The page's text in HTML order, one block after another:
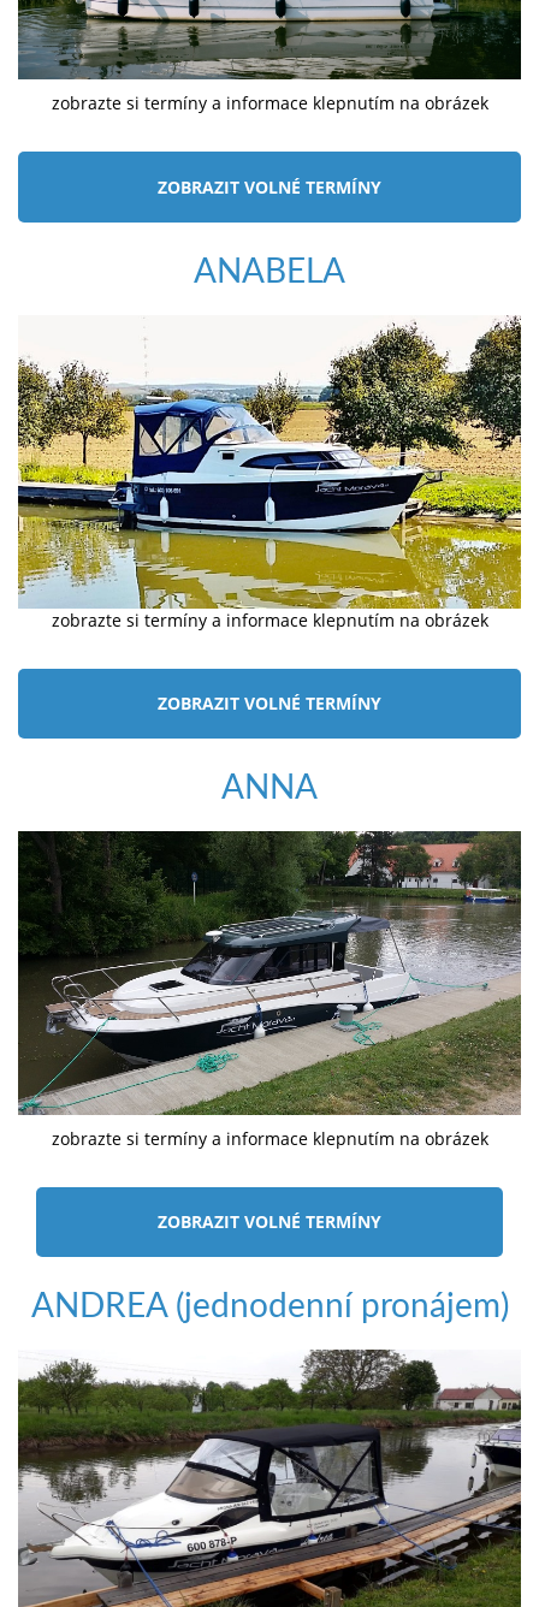
zobrazte si termíny a informace klepnutím na obrázek
ZOBRAZIT VOLNÉ TERMÍNY
ANABELA
zobrazte si termíny a informace klepnutím na obrázek
ZOBRAZIT VOLNÉ TERMÍNY
ANNA
zobrazte si termíny a informace klepnutím na obrázek
ZOBRAZIT VOLNÉ TERMÍNY
ANDREA (jednodenní pronájem)